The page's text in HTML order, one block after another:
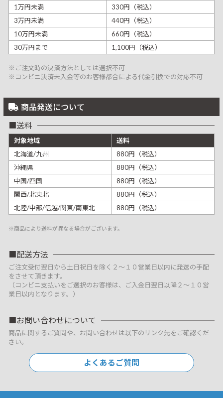
1万円未満
330円（税込）
3万円未満
440円（税込）
10万円未満
660円（税込）
30万円まで
1,100円（税込）
※ご注文時の決済方法としては選択不可
※コンビニ決済未入金等のお客様都合による代金引換での対応不可
商品発送について
送料
対象地域
送料
北海道/九州
880円（税込）
沖縄県
880円（税込）
中国/四国
880円（税込）
関西/北東北
880円（税込）
北陸/中部/信越/関東/南東北
880円（税込）
※商品により送料が異なる場合がございます。
配送方法
ご注文受付翌日から土日祝日を除く２～１０営業日以内に発送の手配
をさせて頂きます。
（コンビニ支払いをご選択のお客様は、ご入金日翌日以降２～１０営
業日以内となります。）
お問い合わせについて
商品に関するご質問や、お問い合わせは以下のリンク先をご確認くだ
さい。
よくあるご質問